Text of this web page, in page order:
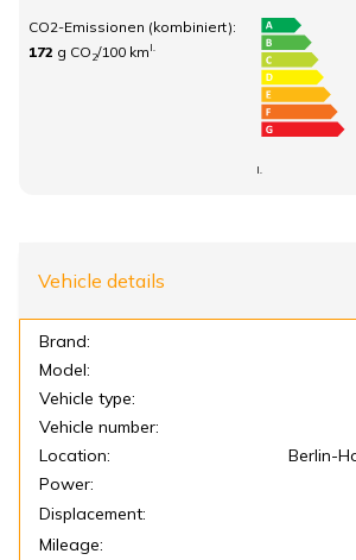
CO2-Emissionen (kombiniert):
172 g CO 2/100 km I.
I.
Vehicle details
Brand:
Model:
Vehicle type:
Vehicle number:
Location:
Berlin-
Power:
Displacement:
Mileage: